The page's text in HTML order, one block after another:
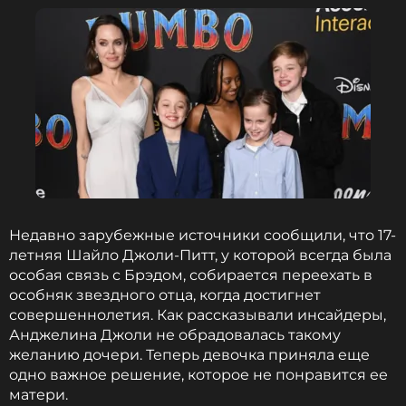
Недавно зарубежные источники сообщили, что 17-
летняя Шайло Джоли-Питт, у которой всегда была
особая связь с Брэдом, собирается переехать в
особняк звездного отца, когда достигнет
совершеннолетия. Как рассказывали инсайдеры,
Анджелина Джоли не обрадовалась такому
желанию дочери. Теперь девочка приняла еще
одно важное решение, которое не понравится ее
матери.